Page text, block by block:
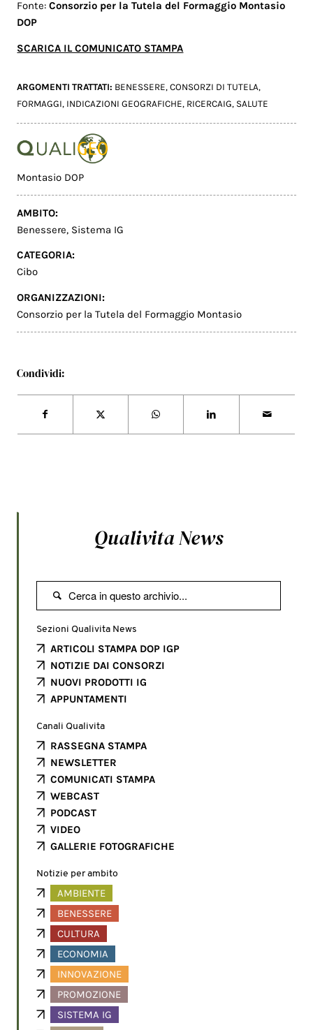
Fonte:Consorzio per la Tutela del Formaggio Montasio
DOP
SCARICA IL COMUNICATO STAMPA
ARGOMENTI TRATTATI: BENESSERE,CONSORZI DI TUTELA,
FORMAGGI, INDICAZIONI GEOGRAFICHE, RICERCAIG, SALUTE
Montasio DOP
AMBITO:
Benessere, Sistema IG
CATEGORIA:
Cibo
ORGANIZZAZIONI:
Consorzio per la Tutela del Formaggio Montasio
Condividi:
Qualivita News

Sezioni Qualivita News
ARTICOLI STAMPA DOP IGP
NOTIZIE DAI CONSORZI
NUOVI PRODOTTI IG
APPUNTAMENTI
Canali Qualivita
RASSEGNA STAMPA
NEWSLETTER
COMUNICATI STAMPA
WEBCAST
PODCAST
VIDEO
GALLERIE FOTOGRAFICHE
Notizie per ambito
AMBIENTE
BENESSERE
CULTURA
ECONOMIA
INNOVAZIONE
PROMOZIONE
SISTEMA IG